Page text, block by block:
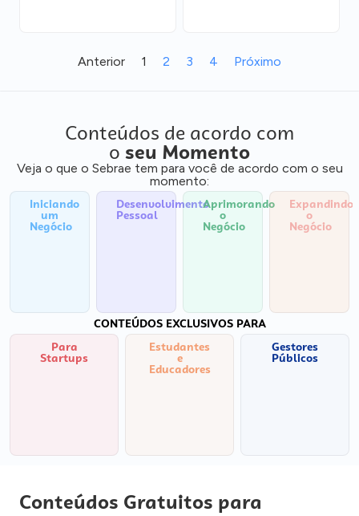
Anterior 1 2 3 4 Próximo
Conteúdos de acordo com
o seu Momento
Veja o que o Sebrae tem para você de acordo com o seu
momento:
Iniciando
um
Negócio
Desenvolvimento
Pessoal
Aprimorando
o
Negócio
Expandindo
o
Negócio
CONTEÚDOS EXCLUSIVOS PARA
Para
Startups
Estudantes
e
Educadores
Gestores
Públicos
Conteúdos Gratuitos para